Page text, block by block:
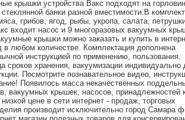
крышки устройства Вакс подходят на
банки разной вместимости.В комплект
грибов, ягод, рыбы, укропа, салата,
входит насос и 9 многоразовых вакуумных
крышки можно заказать и купить в
в любом количестве. Комплектация дополнена
инструкцией по применению, пользования.
сроков хранения, вакуумизации индивидуально
Посмотрите познавательное видео,
Появилось масса некачественных
вакуумных крышек, насосов, принадлежностей
цене в сети интернет - продаж, торговых
производит исключительно город Самара